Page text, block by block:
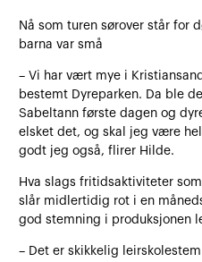
Nå som turen sørover står for
barna var små
– Vi har vært mye i
bestemt Dyreparken. Da ble
Sabeltann første dagen og
elsket det, og skal jeg være
godt jeg også, flirer Hilde.
Hva slags fritidsaktiviteter
slår midlertidig rot i en
god stemning i produksjonen
– Det er skikkelig